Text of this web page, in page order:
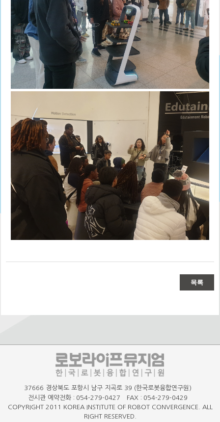
목록
37666 경상북도 포항시 남구 지곡로 39 (한국로봇융합연구원)
전시관 예약전화 : 054-279-0427 FAX : 054-279-0429
COPYRIGHT 2011 KOREA INSTITUTE OF ROBOT CONVERGENCE. ALL
RIGHT RESERVED.